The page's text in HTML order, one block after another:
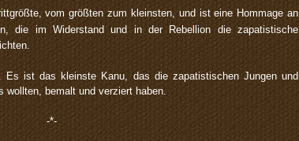
vom größten zum kleinsten, und ist eine Hommage an
die im Widerstand und in der Rebellion die zapatistische
Es ist das kleinste Kanu, das die zapatistischen Jungen und
wollten, bemalt und verziert haben.
-*-